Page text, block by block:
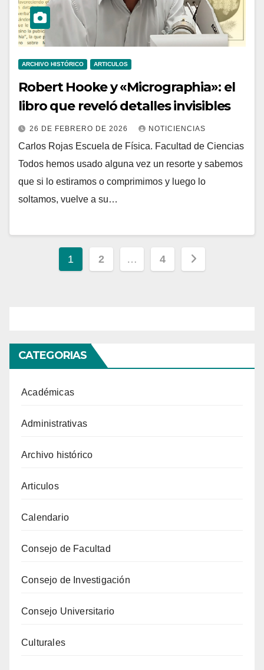
ARCHIVO HISTÓRICO ARTICULOS
Robert Hooke y «Micrographia»: el
libro que reveló detalles invisibles
26 DE FEBRERO DE 2026 NOTICIENCIAS
Carlos Rojas Escuela de Física. Facultad de Ciencias
Todos hemos usado alguna vez un resorte y sabemos
que si lo estiramos o comprimimos y luego lo
soltamos, vuelve a su…
Paginación
1 2 … 4
CATEGORIAS
Académicas
Administrativas
Archivo histórico
Articulos
Calendario
Consejo de Facultad
Consejo de Investigación
Consejo Universitario
Culturales